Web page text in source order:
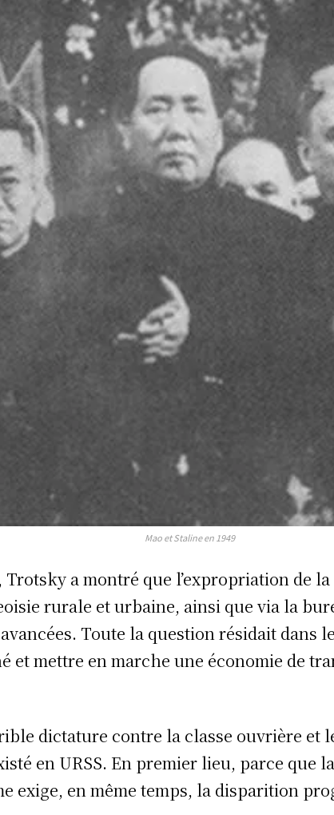
Mao et Staline en 1949
a montré que l’expropriation
rurale et urbaine, ainsi que via la
Toute la question résidait
mettre en marche une économie de
dictature contre la classe ouvrière
en URSS. En premier lieu, parce
exige, en même temps, la disparition